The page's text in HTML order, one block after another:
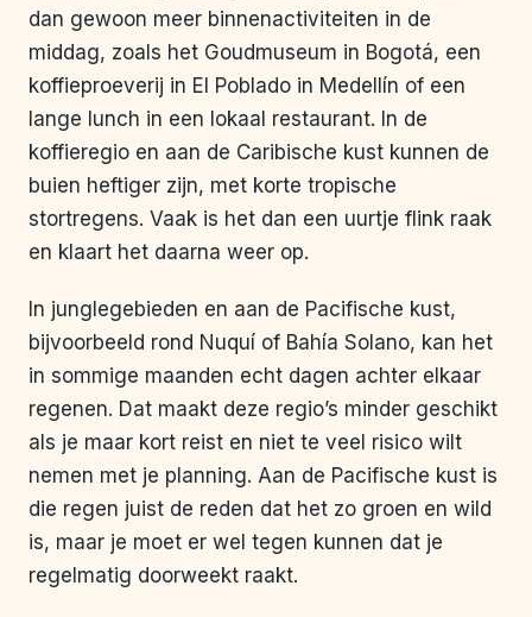
dan gewoon meer binnenactiviteiten in de
middag, zoals het Goudmuseum in Bogotá, een
koffieproeverij in El Poblado in Medellín of een
lange lunch in een lokaal restaurant. In de
koffieregio en aan de Caribische kust kunnen de
buien heftiger zijn, met korte tropische
stortregens. Vaak is het dan een uurtje flink raak
en klaart het daarna weer op.
In junglegebieden en aan de Pacifische kust,
bijvoorbeeld rond Nuquí of Bahía Solano, kan het
in sommige maanden echt dagen achter elkaar
regenen. Dat maakt deze regio’s minder geschikt
als je maar kort reist en niet te veel risico wilt
nemen met je planning. Aan de Pacifische kust is
die regen juist de reden dat het zo groen en wild
is, maar je moet er wel tegen kunnen dat je
regelmatig doorweekt raakt.